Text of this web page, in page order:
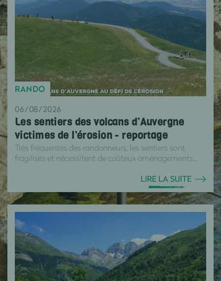
RANDO
06/08/2026
Les sentiers des volcans d’Auvergne
victimes de l’érosion - reportage
Très fréquentés des randonneurs, les sentiers sont
fragilisés et nécessitent de coûteux aménagements...
LIRE LA SUITE